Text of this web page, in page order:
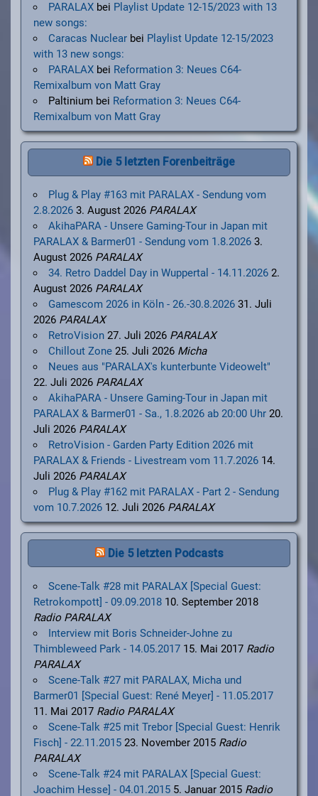
PARALAXbei Playlist Update 12-15/2023 with 13
new songs:
Caracas Nuclearbei Playlist Update 12-15/2023
with 13 new songs:
PARALAXbei Reformation 3: Neues C64-
Remixalbum von Matt Gray
Paltiniumbei Reformation 3: Neues C64-
Remixalbum von Matt Gray
Die 5 letzten Forenbeiträge
Plug & Play #163 mit PARALAX - Sendung vom
2.8.2026 3. August 2026 PARALAX
AkihaPARA - Unsere Gaming-Tour in Japan mit
PARALAX & Barmer01 - Sendung vom 1.8.2026 3.
August 2026 PARALAX
34. Retro Daddel Day in Wuppertal - 14.11.2026 2.
August 2026 PARALAX
Gamescom 2026 in Köln - 26.-30.8.2026 31. Juli
2026 PARALAX
RetroVision 27. Juli 2026 PARALAX
Chillout Zone 25. Juli 2026 Micha
Neues aus "PARALAX's kunterbunte Videowelt"
22. Juli 2026 PARALAX
AkihaPARA - Unsere Gaming-Tour in Japan mit
PARALAX & Barmer01 - Sa., 1.8.2026 ab 20:00 Uhr 20.
Juli 2026 PARALAX
RetroVision - Garden Party Edition 2026 mit
PARALAX & Friends - Livestream vom 11.7.2026 14.
Juli 2026 PARALAX
Plug & Play #162 mit PARALAX - Part 2 - Sendung
vom 10.7.2026 12. Juli 2026 PARALAX
Die 5 letzten Podcasts
Scene-Talk #28 mit PARALAX [Special Guest:
Retrokompott] - 09.09.2018 10. September 2018
Radio PARALAX
Interview mit Boris Schneider-Johne zu
Thimbleweed Park - 14.05.2017 15. Mai 2017 Radio
PARALAX
Scene-Talk #27 mit PARALAX, Micha und
Barmer01 [Special Guest: René Meyer] - 11.05.2017
11. Mai 2017 Radio PARALAX
Scene-Talk #25 mit Trebor [Special Guest: Henrik
Fisch] - 22.11.2015 23. November 2015 Radio
PARALAX
Scene-Talk #24 mit PARALAX [Special Guest:
Joachim Hesse] - 04.01.2015 5. Januar 2015 Radio